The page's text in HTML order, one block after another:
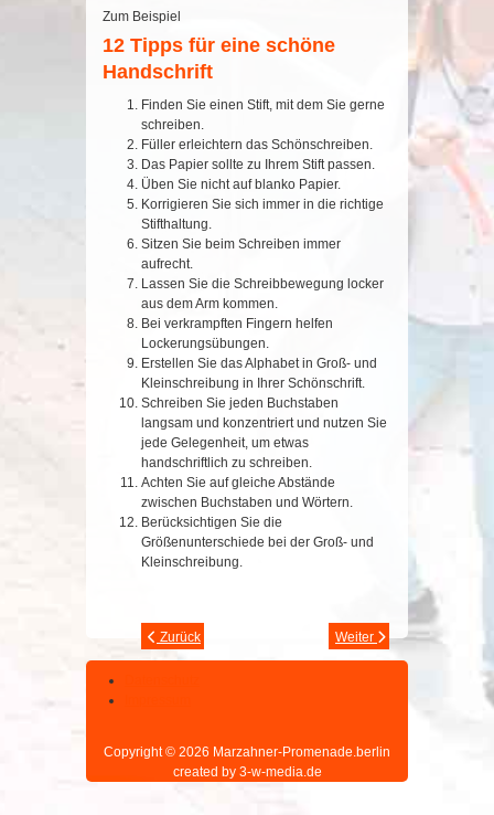
Zum Beispiel
12 Tipps für eine schöne
Handschrift
Finden Sie einen Stift, mit dem Sie gerne
schreiben.
Füller erleichtern das Schönschreiben.
Das Papier sollte zu Ihrem Stift passen.
Üben Sie nicht auf blanko Papier.
Korrigieren Sie sich immer in die richtige
Stifthaltung.
Sitzen Sie beim Schreiben immer
aufrecht.
Lassen Sie die Schreibbewegung locker
aus dem Arm kommen.
Bei verkrampften Fingern helfen
Lockerungsübungen.
Erstellen Sie das Alphabet in Groß- und
Kleinschreibung in Ihrer Schönschrift.
Schreiben Sie jeden Buchstaben
langsam und konzentriert und nutzen Sie
jede Gelegenheit, um etwas
handschriftlich zu schreiben.
Achten Sie auf gleiche Abstände
zwischen Buchstaben und Wörtern.
Berücksichtigen Sie die
Größenunterschiede bei der Groß- und
Kleinschreibung.
Zurück Weiter
Copyright © 2026 Marzahner-Promenade.berlin
created by 3-w-media.de